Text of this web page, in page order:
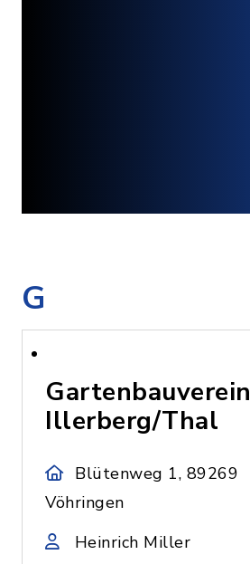
G
Gartenbauverein
Illerberg/Thal
Blütenweg 1, 89269
Vöhringen
Heinrich Miller